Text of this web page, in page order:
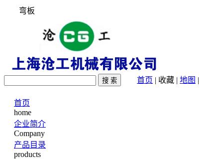
弯板
首页 | 收藏 | 地图 |
首页
home
企业简介
Company
产品目录
products